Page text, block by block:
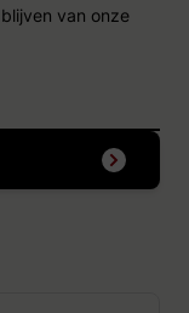
van onze